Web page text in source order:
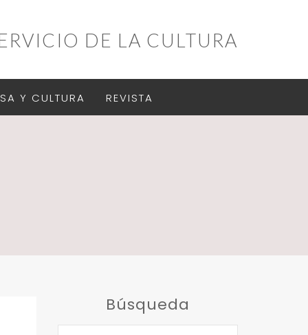
DE LA CULTURA
Y CULTURA REVISTA
Búsqueda